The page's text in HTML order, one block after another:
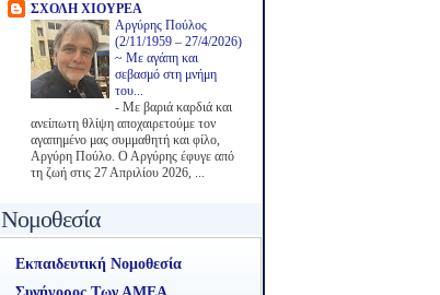
ΣΧΟΛΗ ΧΙΟΥΡΕΑ
Αργύρης Πούλος
(2/11/1959 – 27/4/2026)
~ Με αγάπη και
σεβασμό στη μνήμη
του...
- Με βαριά καρδιά και
ανείπωτη θλίψη αποχαιρετούμε τον
αγαπημένο μας συμμαθητή και φίλο,
Αργύρη Πούλο. Ο Αργύρης έφυγε από
τη ζωή στις 27 Απριλίου 2026, ...
Νομοθεσία
Εκπαιδευτική Νομοθεσία